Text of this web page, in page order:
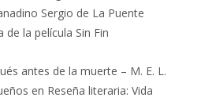
Sergio de La Puente
la película Sin Fin
antes de la muerte – M. E. L.
en Reseña literaria: Vida